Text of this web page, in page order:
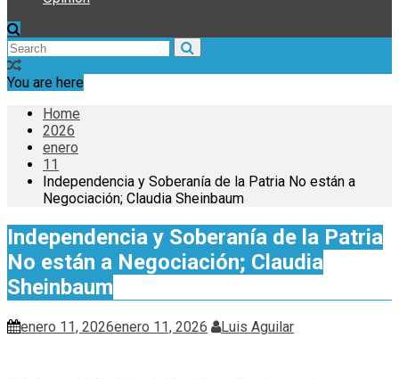
You are here
Home
2026
enero
11
Independencia y Soberanía de la Patria No están a
Negociación; Claudia Sheinbaum
Independencia y Soberanía de la Patria
No están a Negociación; Claudia
Sheinbaum
enero 11, 2026enero 11, 2026 Luis Aguilar